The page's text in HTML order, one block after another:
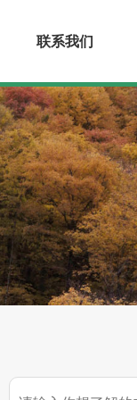
联系我们